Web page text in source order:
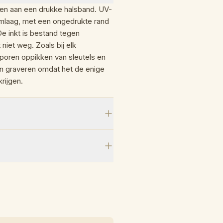
aan een drukke halsband. UV-
met een ongedrukte rand
inkt is bestand tegen
niet weg. Zoals bij elk
oppikken van sleutels en
graveren omdat het de enige